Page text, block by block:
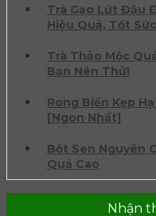
Trà Gạo Lứt Đậu
Hiệu Quả, Tốt
Trà Thảo Mộc
Bạn Nên Thử!
Rong Biển Kẹp
[Ngon Nhất]
Bột Sen Nguyên
Quả Cao
Nhận